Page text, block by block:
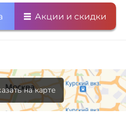
Акции и скидки
на карте